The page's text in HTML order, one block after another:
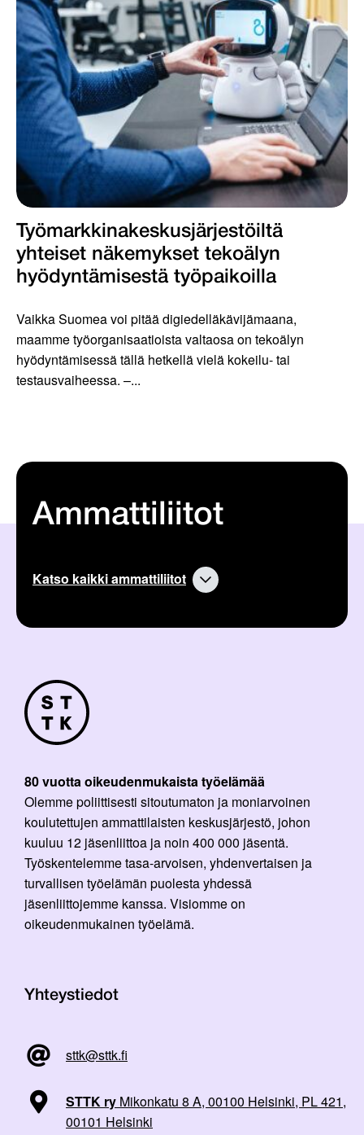
Työmarkkinakeskus­järjestöiltä
yhteiset näkemykset tekoälyn
hyödyntämisestä työpaikoilla
Vaikka Suomea voi pitää digiedelläkävijämaana,
maamme työorganisaatioista valtaosa on tekoälyn
hyödyntämisessä tällä hetkellä vielä kokeilu- tai
testausvaiheessa. –...
Ammattiliitot
Katso kaikki ammattiliitot
80 vuotta oikeudenmukaista työelämää
Olemme poliittisesti sitoutumaton ja moniarvoinen
koulutettujen ammattilaisten keskusjärjestö, johon
kuuluu 12 jäsenliittoa ja noin 400 000 jäsentä.
Työskentelemme tasa-arvoisen, yhdenvertaisen ja
turvallisen työelämän puolesta yhdessä
jäsenliittojemme kanssa. Visiomme on
oikeudenmukainen työelämä.
Yhteystiedot
sttk@sttk.fi
STTK ry Mikonkatu 8 A, 00100 Helsinki, PL 421,
00101 Helsinki